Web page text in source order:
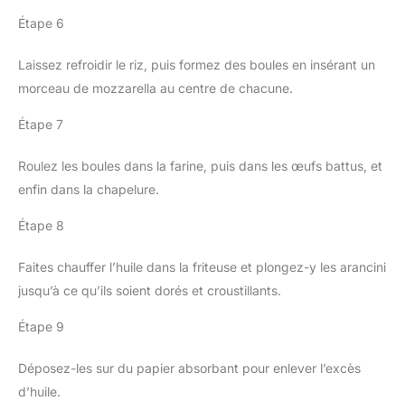
Étape 6
Laissez refroidir le riz, puis formez des boules en insérant un
morceau de mozzarella au centre de chacune.
Étape 7
Roulez les boules dans la farine, puis dans les œufs battus, et
enfin dans la chapelure.
Étape 8
Faites chauffer l’huile dans la friteuse et plongez-y les arancini
jusqu’à ce qu’ils soient dorés et croustillants.
Étape 9
Déposez-les sur du papier absorbant pour enlever l’excès
d’huile.